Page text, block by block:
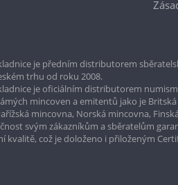
je předním distributorem
trhu od roku 2008.
je oficiálním distributorem
mincoven a emitentů jako je
mincovna, Norská mincovna,
svým zákazníkům a sběratelům
kvalitě, což je doloženo i přiloženým